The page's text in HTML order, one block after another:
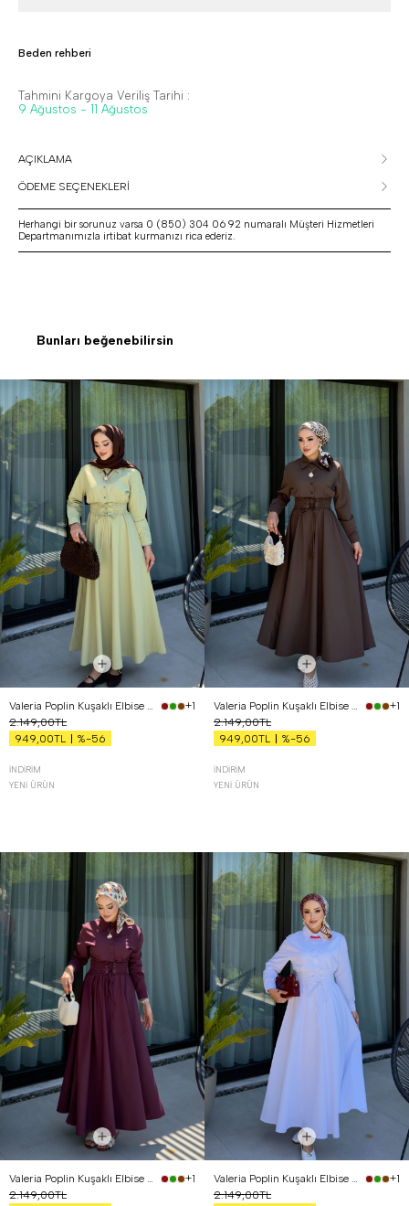
Beden rehberi
Tahmini Kargoya Veriliş Tarihi :
9 Ağustos - 11 Ağustos
AÇIKLAMA
ÖDEME SEÇENEKLERİ
Herhangi bir sorunuz varsa 0 (850) 304 06 92 numaralı Müşteri Hizmetleri
Departmanımızla irtibat kurmanızı rica ederiz.
Bunları beğenebilirsin
+1
2.149,00TL
949,00TL
%-56
İNDIRIM
YENI ÜRÜN
+1
2.149,00TL
949,00TL
%-56
İNDIRIM
YENI ÜRÜN
Valeria Poplin Kuşaklı Elbise Bordo
+1
2.149,00TL
Valeria Poplin Kuşaklı Elbise Beyaz
+1
2.149,00TL